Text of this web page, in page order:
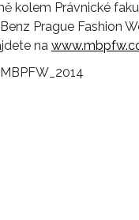
kolem Právnické
Prague Fashion
na